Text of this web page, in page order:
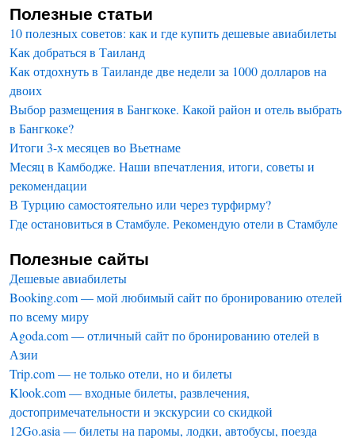
Полезные статьи
10 полезных советов: как и где купить дешевые авиабилеты
Как добраться в Таиланд
Как отдохнуть в Таиланде две недели за 1000 долларов на
двоих
Выбор размещения в Бангкоке. Какой район и отель выбрать
в Бангкоке?
Итоги 3-х месяцев во Вьетнаме
Месяц в Камбодже. Наши впечатления, итоги, советы и
рекомендации
В Турцию самостоятельно или через турфирму?
Где остановиться в Стамбуле. Рекомендую отели в Стамбуле
Полезные сайты
Дешевые авиабилеты
Booking.com — мой любимый сайт по бронированию отелей
по всему миру
Agoda.com — отличный сайт по бронированию отелей в
Азии
Trip.com — не только отели, но и билеты
Klook.com — входные билеты, развлечения,
достопримечательности и экскурсии со скидкой
12Go.asia — билеты на паромы, лодки, автобусы, поезда